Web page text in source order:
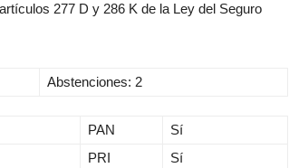
277 D y 286 K de la Ley del Seguro
Abstenciones: 2
PAN
Sí
PRI
Sí